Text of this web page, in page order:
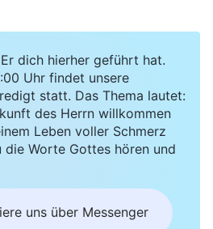
Nachricht hörte, freute ich
dass ich als Leiterin viele
haben und im Leben
machen würde. Aber ich
„Früher hat mein
angesehen oder sich
zu Versammlungen ging.
und ich werde häufig
dich hierher geführt hat.
Uhr findet unsere
statt. Das Thema lautet:
des Herrn willkommen
Leben voller Schmerz
Worte Gottes hören und
uns über Messenger